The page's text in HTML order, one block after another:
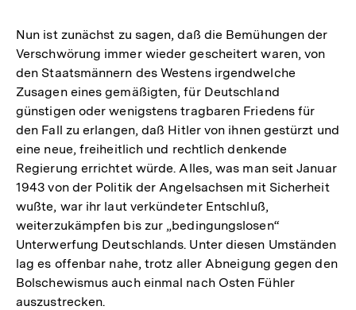
Nun ist zunächst zu sagen, daß die Bemühungen der
Verschwörung immer wieder gescheitert waren, von
den Staatsmännern des Westens irgendwelche
Zusagen eines gemäßigten, für Deutschland
günstigen oder wenigstens tragbaren Friedens für
den Fall zu erlangen, daß Hitler von ihnen gestürzt und
eine neue, freiheitlich und rechtlich denkende
Regierung errichtet würde. Alles, was man seit Januar
1943 von der Politik der Angelsachsen mit Sicherheit
wußte, war ihr laut verkündeter Entschluß,
weiterzukämpfen bis zur „bedingungslosen“
Unterwerfung Deutschlands. Unter diesen Umständen
lag es offenbar nahe, trotz aller Abneigung gegen den
Bolschewismus auch einmal nach Osten Fühler
auszustrecken.